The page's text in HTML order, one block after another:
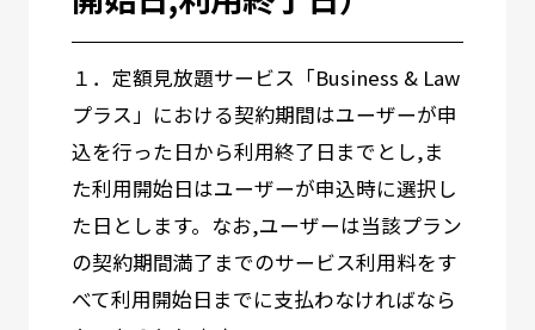
１．定額見放題サービス「Business & Law
プラス」における契約期間はユーザーが申
込を行った日から利用終了日までとし,ま
た利用開始日はユーザーが申込時に選択し
た日とします。なお,ユーザーは当該プラン
の契約期間満了までのサービス利用料をす
べて利用開始日までに支払わなければなら